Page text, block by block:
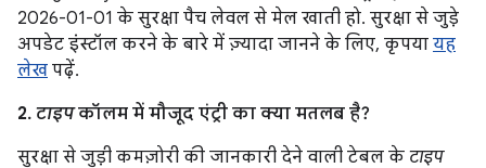
2026-01-01 के सुरक्षा पैच लेवल से मेल खाती हो. सुरक्षा से जुड़े
अपडेट इंस्टॉल करने के बारे में ज़्यादा जानने के लिए, कृपया यह
लेख पढ़ें.
2. टाइपकॉलम में मौजूद एंट्री का क्या मतलब है?
सुरक्षा से जुड़ी कमज़ोरी की जानकारी देने वाली टेबल के टाइप